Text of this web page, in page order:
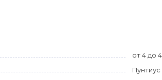
от 4 до 4